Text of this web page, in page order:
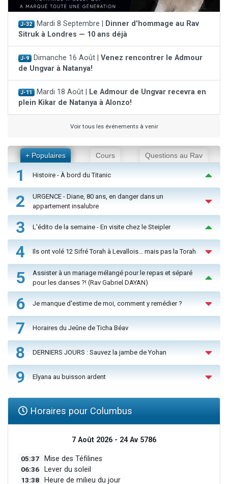
J-32 Mardi 8 Septembre |
Dinner d'hommage au Rav
Sitruk à Londres — 10 ans déjà
J-9 Dimanche 16 Août | Venez rencontrer le Admour
de Ungvar à Natanya!
J-11 Mardi 18 Août |
Le Admour de Ungvar recevra en
plein Kikar de Natanya à Alonzo!
Voir tous les événements à venir
+ Populaires Cours Questions au Rav
1 Histoire - À bord du Titanic
2
URGENCE - Diane, 80 ans, en danger dans un
appartement insalubre
3 L'édito de la semaine - En visite chez le Steipler
4 Ils ont volé 12 Sifré Torah à Levallois… mais pas la Torah
5
Assister à un mariage mélangé pour le repas et séparé
pour les danses ?! (Rav Gabriel DAYAN)
6 Je manque d'estime de moi, comment y remédier ?
7 Horaires du Jeûne de Ticha Béav
8 DERNIERS JOURS : Sauvez la jambe de Yohan
9 Elyana au buisson ardent
Horaires pour Columbus
7 Août 2026 - 24 Av 5786
05:37 Mise des Téfilines
06:36 Lever du soleil
13:38 Heure de milieu du jour